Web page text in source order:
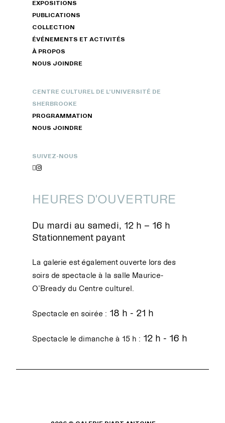
EXPOSITIONS
PUBLICATIONS
COLLECTION
ÉVÉNEMENTS ET ACTIVITÉS
À PROPOS
NOUS JOINDRE
CENTRE CULTUREL DE L’UNIVERSITÉ DE
SHERBROOKE
PROGRAMMATION
NOUS JOINDRE
SUIVEZ-NOUS

HEURES D'OUVERTURE
Du mardi au samedi, 12 h – 16 h
Stationnement payant
La galerie est également ouverte lors des
soirs de spectacle à la salle Maurice-
O’Bready du Centre culturel.
Spectacle en soirée : 18 h - 21 h
Spectacle le dimanche à 15 h : 12 h - 16 h